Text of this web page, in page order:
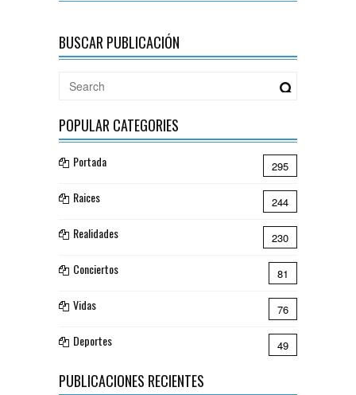
BUSCAR PUBLICACIÓN
POPULAR CATEGORIES
Portada 295
Raices 244
Realidades 230
Conciertos 81
Vidas 76
Deportes 49
PUBLICACIONES RECIENTES